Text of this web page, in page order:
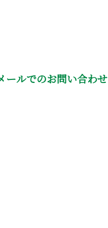
ールでのお問い合わせ